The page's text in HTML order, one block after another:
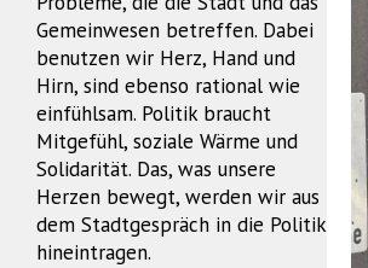
Gemeinwesen betreffen. Dabei
benutzen wir Herz, Hand und
Hirn, sind ebenso rational wie
einfühlsam. Politik braucht
Mitgefühl, soziale Wärme und
Solidarität. Das, was unsere
Herzen bewegt, werden wir aus
dem Stadtgespräch in die Politik
hineintragen.